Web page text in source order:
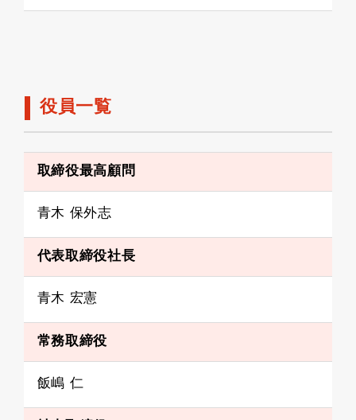
役員一覧
取締役最高顧問
青木 保外志
代表取締役社長
青木 宏憲
常務取締役
飯嶋 仁